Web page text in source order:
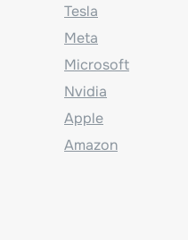
Tesla
Meta
Microsoft
Nvidia
Apple
Amazon